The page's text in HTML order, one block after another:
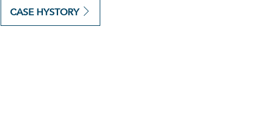
CASE HYSTORY